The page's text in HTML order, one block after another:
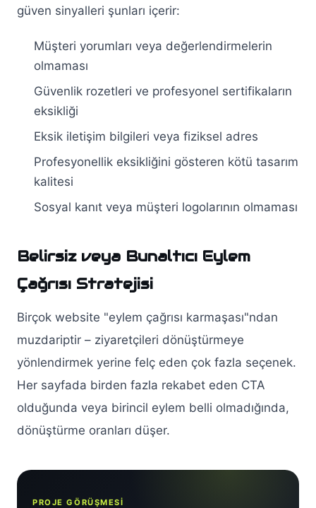
güven sinyalleri şunları içerir:
Müşteri yorumları veya değerlendirmelerin
olmaması
Güvenlik rozetleri ve profesyonel sertifikaların
eksikliği
Eksik iletişim bilgileri veya fiziksel adres
Profesyonellik eksikliğini gösteren kötü tasarım
kalitesi
Sosyal kanıt veya müşteri logolarının olmaması
Belirsiz veya Bunaltıcı Eylem
Çağrısı Stratejisi
Birçok website "eylem çağrısı karmaşası"ndan
muzdariptir – ziyaretçileri dönüştürmeye
yönlendirmek yerine felç eden çok fazla seçenek.
Her sayfada birden fazla rekabet eden CTA
olduğunda veya birincil eylem belli olmadığında,
dönüştürme oranları düşer.
PROJE GÖRÜŞMESİ